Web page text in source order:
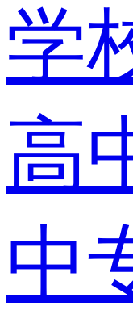
学
高
中